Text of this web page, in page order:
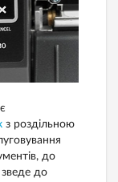
з роздільною
до
до